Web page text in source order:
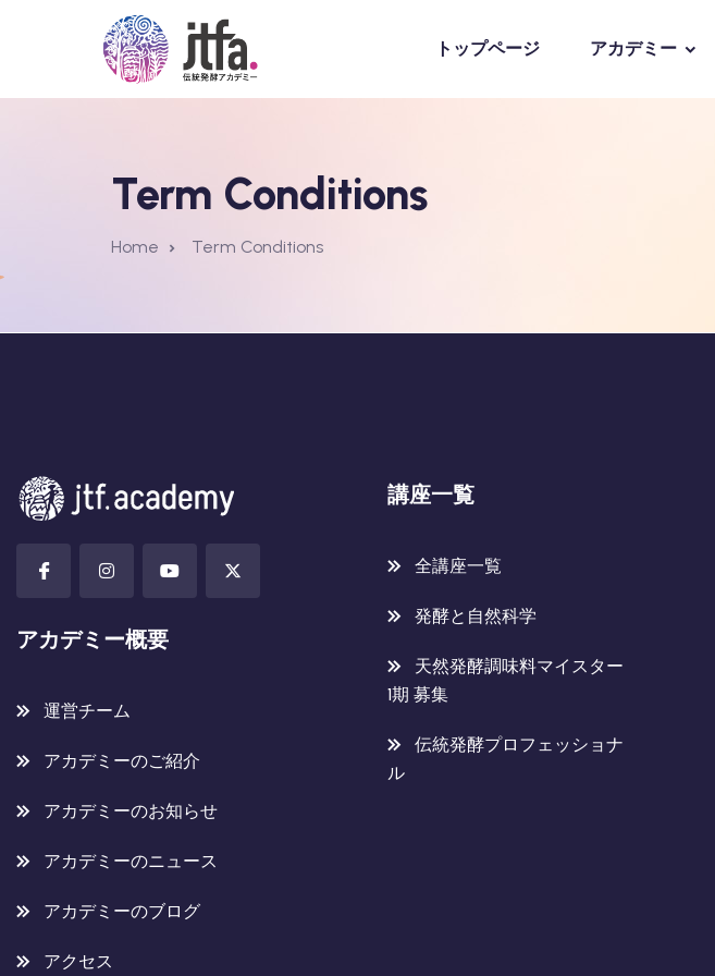
トップページ アカデミー
Term Conditions
Home Term Conditions
アカデミー概要
運営チーム
アカデミーのご紹介
アカデミーのお知らせ
アカデミーのニュース
アカデミーのブログ
アクセス
講座一覧
全講座一覧
発酵と自然科学
天然発酵調味料マイスター
1期 募集
伝統発酵プロフェッショナ
ル